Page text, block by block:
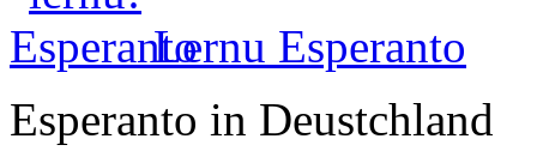
Lernu Esperanto
Esperanto in Deustchland